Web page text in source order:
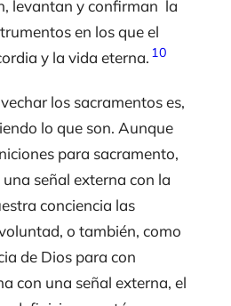
levantan y confirman la
en los que el
y la vida eterna. 10
los sacramentos es,
lo que son. Aunque
para sacramento,
señal externa con la
conciencia las
o también, como
de Dios para con
con una señal externa, el